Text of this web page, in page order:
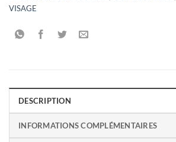
VISAGE
DESCRIPTION
INFORMATIONS COMPLÉMENTAIRES